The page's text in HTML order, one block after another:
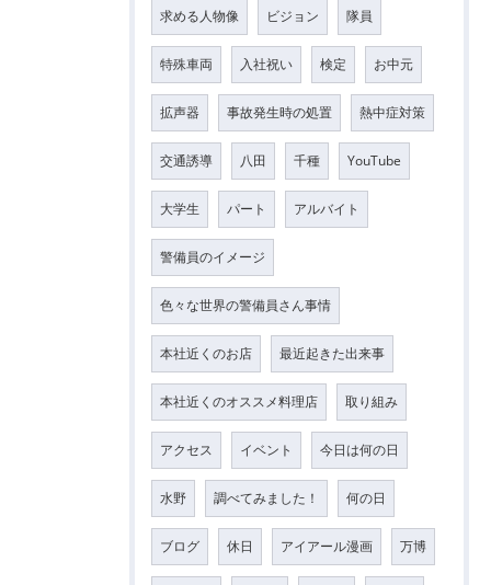
求める人物像 ビジョン 隊員
特殊車両 入社祝い 検定 お中元
拡声器 事故発生時の処置 熱中症対策
交通誘導 八田 千種 YouTube
大学生 パート アルバイト
警備員のイメージ
色々な世界の警備員さん事情
本社近くのお店 最近起きた出来事
本社近くのオススメ料理店 取り組み
アクセス イベント 今日は何の日
水野 調べてみました！ 何の日
ブログ 休日 アイアール漫画 万博